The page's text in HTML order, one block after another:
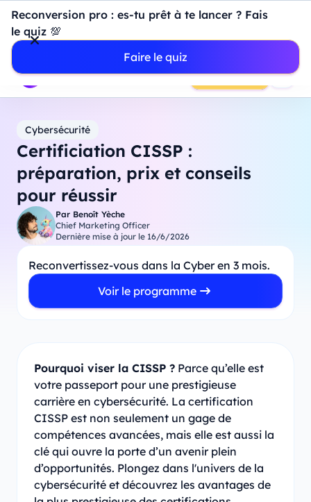
Reconversion pro : es-tu prêt à te lancer ? Fais
le quiz 💯
Faire le quiz
Introduction à Power BI : construisez votre premier
dashboard de A à Z
- Mardi 11 Août
18h00
Professionnels
Étudiants Parents Entreprises
Prendre RDV
Cybersécurité
Certificiation CISSP :
préparation, prix et conseils
pour réussir
Par Benoît Yèche
Chief Marketing Officer
Dernière mise à jour le 16/6/2026
Reconvertissez-vous dans la Cyber en 3 mois.
Voir le programme
Pourquoi viser la CISSP ? Parce qu’elle est
votre passeport pour une prestigieuse
carrière en cybersécurité. La certification
CISSP est non seulement un gage de
compétences avancées, mais elle est aussi la
clé qui ouvre la porte d’un avenir plein
d’opportunités. Plongez dans l'univers de la
cybersécurité et découvrez les avantages de